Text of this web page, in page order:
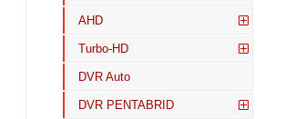
AHD
Turbo-HD
DVR Auto
DVR PENTABRID